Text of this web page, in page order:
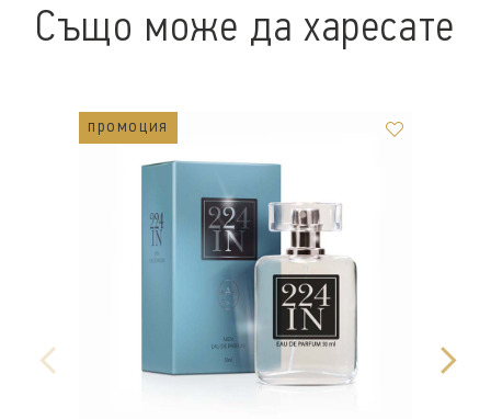
Също може да харесате
промоция